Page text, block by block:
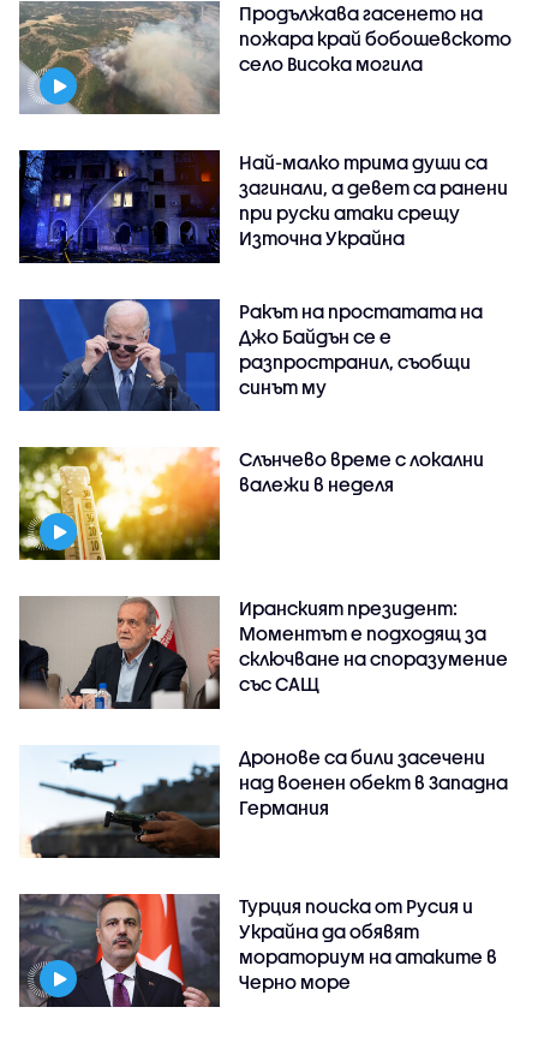
Продължава гасенето на
пожара край бобошевското
село Висока могила
Най-малко трима души са
загинали, а девет са ранени
при руски атаки срещу
Източна Украйна
Ракът на простатата на
Джо Байдън се е
разпространил, съобщи
синът му
Слънчево време с локални
валежи в неделя
Иранският президент:
Моментът е подходящ за
сключване на споразумение
със САЩ
Дронове са били засечени
над военен обект в Западна
Германия
Турция поиска от Русия и
Украйна да обявят
мораториум на атаките в
Черно море